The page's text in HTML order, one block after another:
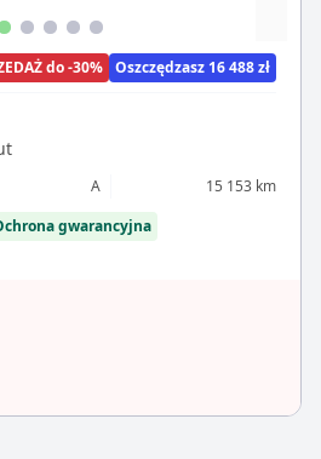
do -30% Oszczędzasz 16 488 zł
A
15 153 km
gwarancyjna